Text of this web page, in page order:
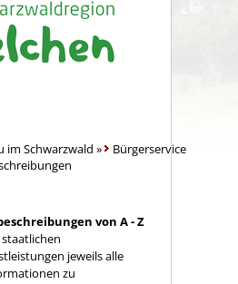
im Schwarzwald »
Bürgerservice
von A - Z
jeweils alle
zu